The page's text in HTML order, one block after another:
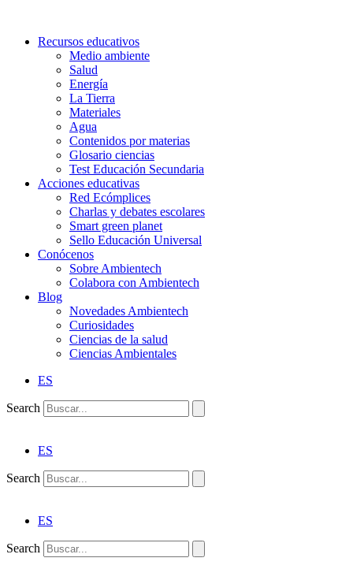
Recursos educativos
Medio ambiente
Salud
Energía
La Tierra
Materiales
Agua
Contenidos por materias
Glosario ciencias
Test Educación Secundaria
Acciones educativas
Red Ecómplices
Charlas y debates escolares
Smart green planet
Sello Educación Universal
Conócenos
Sobre Ambientech
Colabora con Ambientech
Blog
Novedades Ambientech
Curiosidades
Ciencias de la salud
Ciencias Ambientales
ES
Search
ES
Search
ES
Search